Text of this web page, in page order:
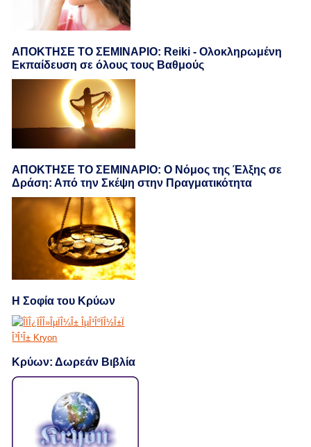
ΑΠΟΚΤΗΣΕ ΤΟ ΣΕΜΙΝΑΡΙΟ: Reiki - Ολοκληρωμένη
Εκπαίδευση σε όλους τους Βαθμούς
ΑΠΟΚΤΗΣΕ ΤΟ ΣΕΜΙΝΑΡΙΟ: Ο Νόμος της Έλξης σε
Δράση: Από την Σκέψη στην Πραγματικότητα
Η Σοφία του Κρύων
Κρύων: Δωρεάν Βιβλία